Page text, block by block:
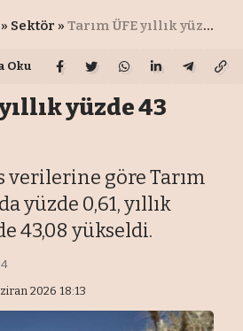
» Sektör »Tarım ÜFE yıllık yüzde 43 arttı
Oku
yüzde 43
verilerine göre Tarım
yüzde 0,61, yıllık
43,08 yükseldi.
2026 18:13